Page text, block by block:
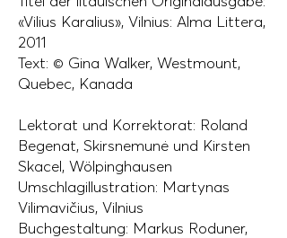
«Vilius Karalius», Vilnius: Alma Littera,
2011
Text: © Gina Walker, Westmount,
Quebec, Kanada
Lektorat und Korrektorat: Roland
Begenat, Skirsnemunė und Kirsten
Skacel, Wölpinghausen
Umschlagillustration: Martynas
Vilimavičius, Vilnius
Buchgestaltung: Markus Roduner,